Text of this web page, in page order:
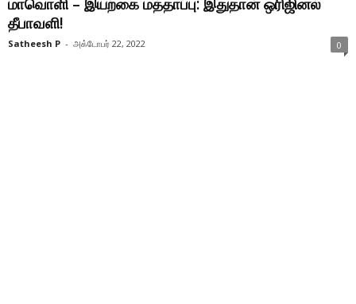
மாவொளி – இயற்கை மத்தாப்பு: இதுதான் ஒரிஜினல்
தீபாவளி!
Satheesh P - அக்டோபர் 22, 2022 0